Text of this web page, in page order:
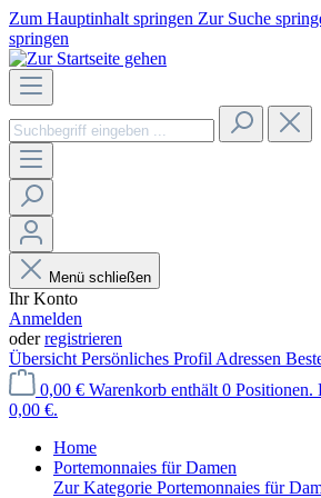
Zum Hauptinhalt springen Zur Suche
springen
Menü schließen
Ihr Konto
Anmelden
oderregistrieren
Übersicht Persönliches Profil Adressen
0,00 € Warenkorb enthält 0 Positionen.
0,00 €.
Home
Portemonnaies für Damen
Zur Kategorie Portemonnaies für